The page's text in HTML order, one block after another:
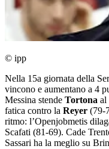
© ipp
Nella 15a giornata della
vincono e aumentano a 4
Messina stende Tortona al
fatica contro la Reyer (79-
ritmo: l’Openjobmetis
Scafati (81-69). Cade
Sassari ha la meglio su